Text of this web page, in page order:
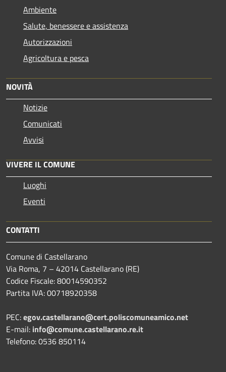
Ambiente
Salute, benessere e assistenza
Autorizzazioni
Agricoltura e pesca
NOVITÀ
Notizie
Comunicati
Avvisi
VIVERE IL COMUNE
Luoghi
Eventi
CONTATTI
Comune di Castellarano
Via Roma, 7 – 42014 Castellarano (RE)
Codice Fiscale: 80014590352
Partita IVA: 00718920358
PEC:egov.castellarano@cert.poliscomuneamico.net
E-mail: info@comune.castellarano.re.it
Telefono: 0536 850114